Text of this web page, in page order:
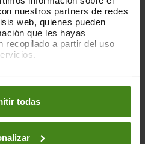
nuestros partners de redes
web, quienes pueden
que les hayas
recopilado a partir del uso
nuestraPolítica de Cookieso
continuación:
todas
también el
de comercio
trabajo de comercio justo